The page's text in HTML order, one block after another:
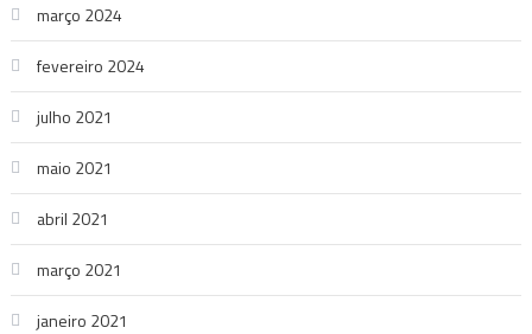
março 2024
fevereiro 2024
julho 2021
maio 2021
abril 2021
março 2021
janeiro 2021